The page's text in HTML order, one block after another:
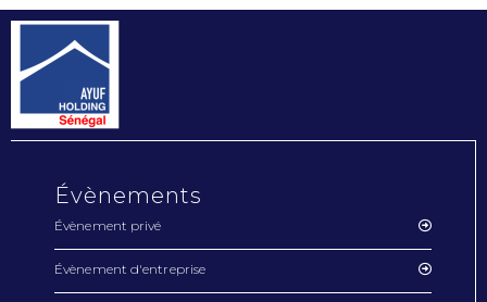
Évènements
Évènement privé
Évènement d'entreprise